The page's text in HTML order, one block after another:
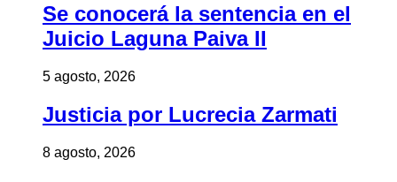
Se conocerá la sentencia en el
Juicio Laguna Paiva II
5 agosto, 2026
Justicia por Lucrecia Zarmati
8 agosto, 2026